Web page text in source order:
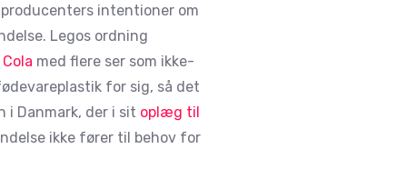
intentioner om
Legos ordning
med flere ser som ikke-
for sig, så det
i Danmark, der i sit oplæg til
ikke fører til behov for